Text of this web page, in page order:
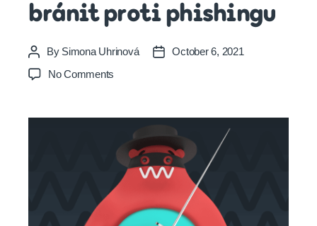
bránit proti phishingu
Post
author
By Simona Uhrinová
PostOctober 6, 2021
No Comments
rady,
se
bránit
proti